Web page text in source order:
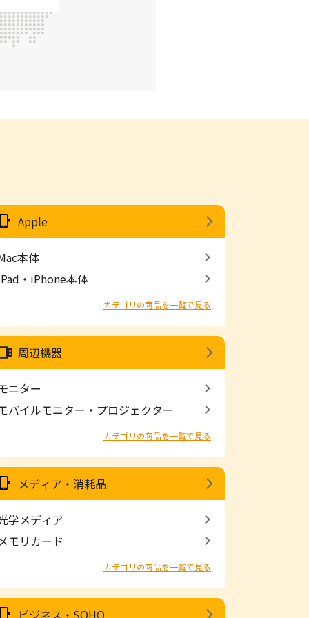
Apple
本体
・iPhone本体
カテゴリの商品を一覧で見る
周辺機器
ニター
バイルモニター・プロジェクター
カテゴリの商品を一覧で見る
メディア・消耗品
学メディア
モリカード
カテゴリの商品を一覧で見る
ビジネス・SOHO